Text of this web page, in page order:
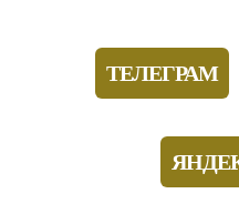
ТЕЛЕГРАМ